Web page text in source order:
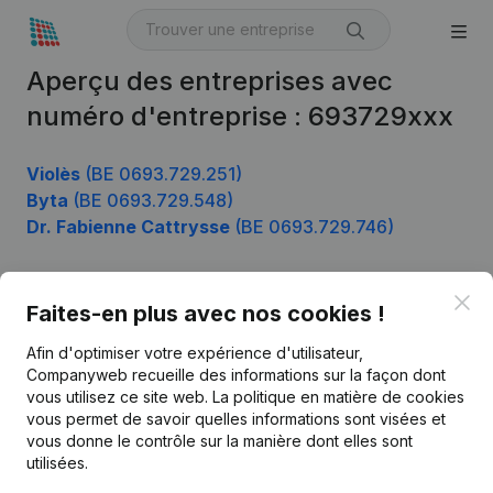
Aperçu des entreprises avec
numéro d'entreprise : 693729xxx
Violès (BE 0693.729.251)
Byta (BE 0693.729.548)
Dr. Fabienne Cattrysse (BE 0693.729.746)
Faites-en plus avec nos cookies !
Afin d'optimiser votre expérience d'utilisateur,
Companyweb recueille des informations sur la façon dont
vous utilisez ce site web. La politique en matière de cookies
vous permet de savoir quelles informations sont visées et
vous donne le contrôle sur la manière dont elles sont
utilisées.
Français
Kantorenpark Everest
Produit
Informations d’entreprise
Monitoring
Recherche internationale